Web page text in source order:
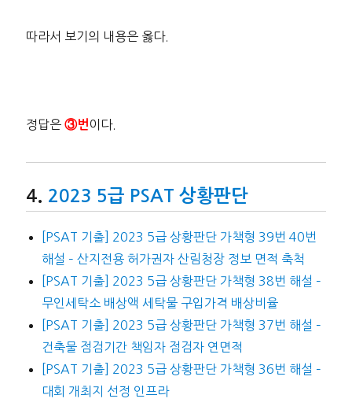
따라서 보기의 내용은 옳다.
정답은 ③번 이다.
2023 5급 PSAT 상황판단
[PSAT 기출] 2023 5급 상황판단 가책형 39번 40번
해설 – 산지전용 허가권자 산림청장 정보 면적 축척
[PSAT 기출] 2023 5급 상황판단 가책형 38번 해설 –
무인세탁소 배상액 세탁물 구입가격 배상비율
[PSAT 기출] 2023 5급 상황판단 가책형 37번 해설 –
건축물 점검기간 책임자 점검자 연면적
[PSAT 기출] 2023 5급 상황판단 가책형 36번 해설 –
대회 개최지 선정 인프라